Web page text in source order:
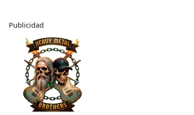
Publicidad